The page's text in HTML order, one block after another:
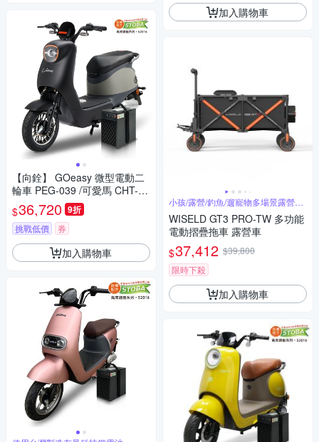
【向銓】 GOeasy 微型電動二
輪車 PEG-039 /可愛馬 CHT-03
9(電動自行車)
$36,720 9折
挑戰低價 券
加入購物車
加入購物車
小孩/露營/釣魚/遛寵物多場景露營神
車
WISELD GT3 PRO-TW 多功能
電動摺疊拖車 露營車
$37,412 $39,800
限時下殺
加入購物車